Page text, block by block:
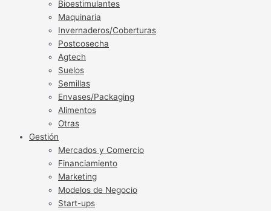
Bioestimulantes
Maquinaria
Invernaderos/Coberturas
Postcosecha
Agtech
Suelos
Semillas
Envases/Packaging
Alimentos
Otras
Gestión
Mercados y Comercio
Financiamiento
Marketing
Modelos de Negocio
Start-ups